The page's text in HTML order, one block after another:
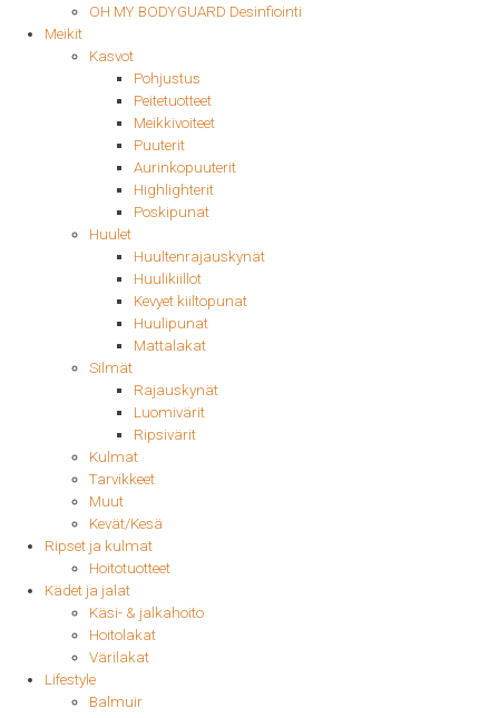
OH MY BODYGUARD Desinfiointi
Meikit
Kasvot
Pohjustus
Peitetuotteet
Meikkivoiteet
Puuterit
Aurinkopuuterit
Highlighterit
Poskipunat
Huulet
Huultenrajauskynät
Huulikiillot
Kevyet kiiltopunat
Huulipunat
Mattalakat
Silmät
Rajauskynät
Luomivärit
Ripsivärit
Kulmat
Tarvikkeet
Muut
Kevät/Kesä
Ripset ja kulmat
Hoitotuotteet
Kädet ja jalat
Käsi- & jalkahoito
Hoitolakat
Värilakat
Lifestyle
Balmuir